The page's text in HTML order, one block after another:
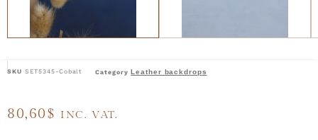
SKU SET5345-Cobalt Category Leather backdrops
80,60$ INC. VAT.